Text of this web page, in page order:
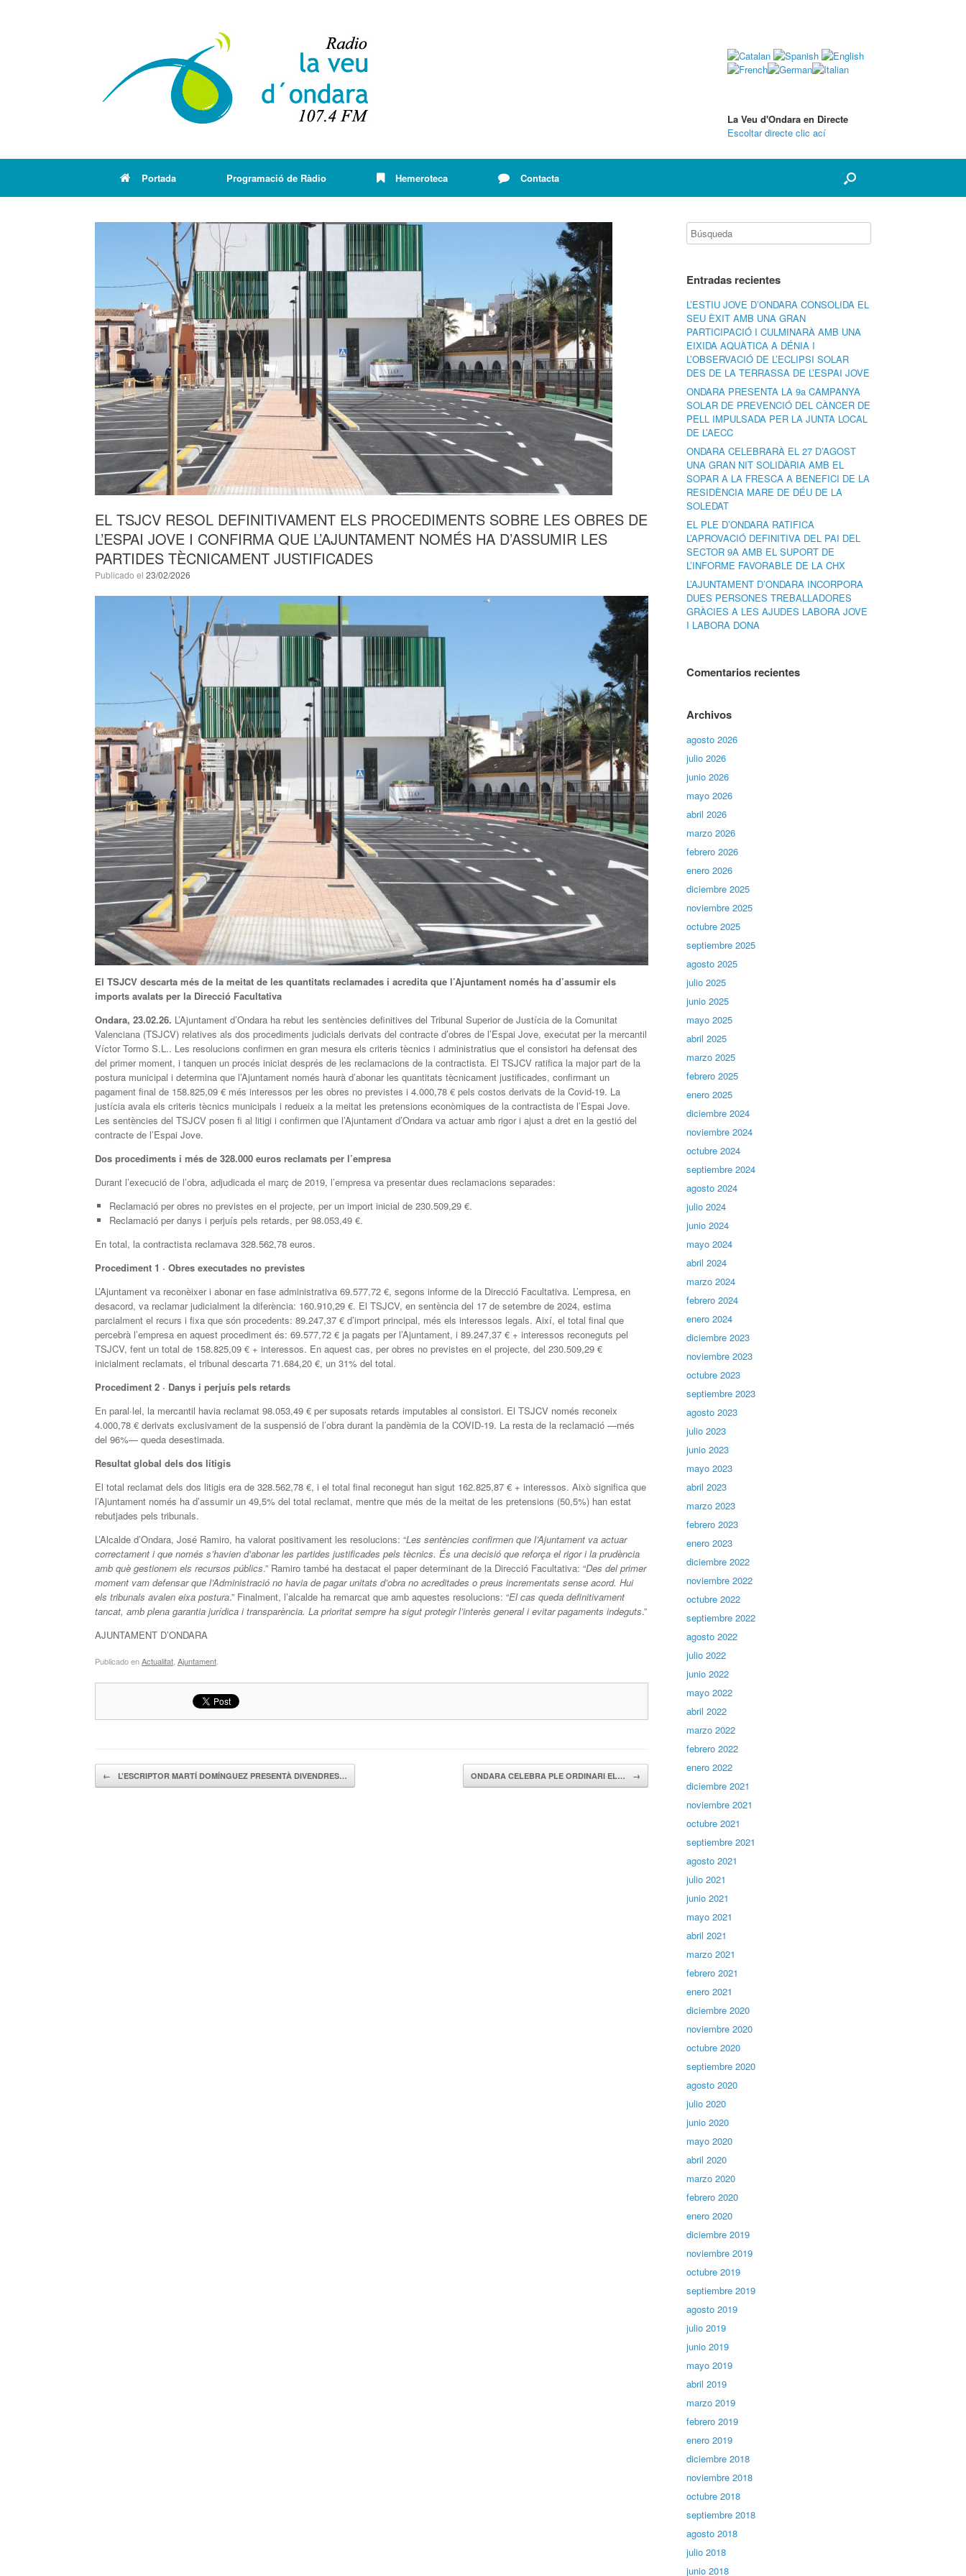
La Veu d'Ondara en Directe
Escoltar directe clic ací
Portada Programació de Ràdio Hemeroteca Contacta
EL TSJCV RESOL DEFINITIVAMENT ELS PROCEDIMENTS SOBRE LES OBRES DE
L’ESPAI JOVE I CONFIRMA QUE L’AJUNTAMENT NOMÉS HA D’ASSUMIR LES
PARTIDES TÈCNICAMENT JUSTIFICADES
Publicado el 23/02/2026
El TSJCV descarta més de la meitat de les quantitats reclamades i acredita que l’Ajuntament només ha d’assumir els
imports avalats per la Direcció Facultativa
Ondara, 23.02.26. L’Ajuntament d’Ondara ha rebut les sentències definitives del Tribunal Superior de Justícia de la Comunitat
Valenciana (TSJCV) relatives als dos procediments judicials derivats del contracte d’obres de l’Espai Jove, executat per la mercantil
Víctor Tormo S.L.. Les resolucions confirmen en gran mesura els criteris tècnics i administratius que el consistori ha defensat des
del primer moment, i tanquen un procés iniciat després de les reclamacions de la contractista. El TSJCV ratifica la major part de la
postura municipal i determina que l’Ajuntament només haurà d’abonar les quantitats tècnicament justificades, confirmant un
pagament final de 158.825,09 € més interessos per les obres no previstes i 4.000,78 € pels costos derivats de la Covid-19. La
justícia avala els criteris tècnics municipals i redueix a la meitat les pretensions econòmiques de la contractista de l’Espai Jove.
Les sentències del TSJCV posen fi al litigi i confirmen que l’Ajuntament d’Ondara va actuar amb rigor i ajust a dret en la gestió del
contracte de l’Espai Jove.
Dos procediments i més de 328.000 euros reclamats per l’empresa
Durant l’execució de l’obra, adjudicada el març de 2019, l’empresa va presentar dues reclamacions separades:
Reclamació per obres no previstes en el projecte, per un import inicial de 230.509,29 €.
Reclamació per danys i perjuís pels retards, per 98.053,49 €.
En total, la contractista reclamava 328.562,78 euros.
Procediment 1 · Obres executades no previstes
L’Ajuntament va reconèixer i abonar en fase administrativa 69.577,72 €, segons informe de la Direcció Facultativa. L’empresa, en
desacord, va reclamar judicialment la diferència: 160.910,29 €. El TSJCV, en sentència del 17 de setembre de 2024, estima
parcialment el recurs i fixa que són procedents: 89.247,37 € d’import principal, més els interessos legals. Així, el total final que
percebrà l’empresa en aquest procediment és: 69.577,72 € ja pagats per l’Ajuntament, i 89.247,37 € + interessos reconeguts pel
TSJCV, fent un total de 158.825,09 € + interessos. En aquest cas, per obres no previstes en el projecte, del 230.509,29 €
inicialment reclamats, el tribunal descarta 71.684,20 €, un 31% del total.
Procediment 2 · Danys i perjuís pels retards
En paral·lel, la mercantil havia reclamat 98.053,49 € per suposats retards imputables al consistori. El TSJCV només reconeix
4.000,78 € derivats exclusivament de la suspensió de l’obra durant la pandèmia de la COVID-19. La resta de la reclamació —més
del 96%— queda desestimada.
Resultat global dels dos litigis
El total reclamat dels dos litigis era de 328.562,78 €, i el total final reconegut han sigut 162.825,87 € + interessos. Això significa que
l’Ajuntament només ha d’assumir un 49,5% del total reclamat, mentre que més de la meitat de les pretensions (50,5%) han estat
rebutjades pels tribunals.
L’Alcalde d’Ondara, José Ramiro, ha valorat positivament les resolucions: “Les sentències confirmen que l’Ajuntament va actuar
correctament i que només s’havien d’abonar les partides justificades pels tècnics. És una decisió que reforça el rigor i la prudència
amb què gestionem els recursos públics.” Ramiro també ha destacat el paper determinant de la Direcció Facultativa: “Des del primer
moment vam defensar que l’Administració no havia de pagar unitats d’obra no acreditades o preus incrementats sense acord. Hui
els tribunals avalen eixa postura.” Finalment, l’alcalde ha remarcat que amb aquestes resolucions: “El cas queda definitivament
tancat, amb plena garantia jurídica i transparència. La prioritat sempre ha sigut protegir l’interès general i evitar pagaments indeguts.”
AJUNTAMENT D’ONDARA
Publicado enActualitat Ajuntament
Navegador de artículos
← L’ESCRIPTOR MARTÍ DOMÍNGUEZ PRESENTÀ DIVENDRES… ONDARA CELEBRA PLE ORDINARI EL… →
Entradas recientes
L’ESTIU JOVE D’ONDARA CONSOLIDA EL
SEU ÈXIT AMB UNA GRAN
PARTICIPACIÓ I CULMINARÀ AMB UNA
EIXIDA AQUÀTICA A DÉNIA I
L’OBSERVACIÓ DE L’ECLIPSI SOLAR
DES DE LA TERRASSA DE L’ESPAI JOVE
ONDARA PRESENTA LA 9a CAMPANYA
SOLAR DE PREVENCIÓ DEL CÀNCER DE
PELL IMPULSADA PER LA JUNTA LOCAL
DE L’AECC
ONDARA CELEBRARÀ EL 27 D’AGOST
UNA GRAN NIT SOLIDÀRIA AMB EL
SOPAR A LA FRESCA A BENEFICI DE LA
RESIDÈNCIA MARE DE DÉU DE LA
SOLEDAT
EL PLE D’ONDARA RATIFICA
L’APROVACIÓ DEFINITIVA DEL PAI DEL
SECTOR 9A AMB EL SUPORT DE
L’INFORME FAVORABLE DE LA CHX
L’AJUNTAMENT D’ONDARA INCORPORA
DUES PERSONES TREBALLADORES
GRÀCIES A LES AJUDES LABORA JOVE
I LABORA DONA
Comentarios recientes
Archivos
agosto 2026
julio 2026
junio 2026
mayo 2026
abril 2026
marzo 2026
febrero 2026
enero 2026
diciembre 2025
noviembre 2025
octubre 2025
septiembre 2025
agosto 2025
julio 2025
junio 2025
mayo 2025
abril 2025
marzo 2025
febrero 2025
enero 2025
diciembre 2024
noviembre 2024
octubre 2024
septiembre 2024
agosto 2024
julio 2024
junio 2024
mayo 2024
abril 2024
marzo 2024
febrero 2024
enero 2024
diciembre 2023
noviembre 2023
octubre 2023
septiembre 2023
agosto 2023
julio 2023
junio 2023
mayo 2023
abril 2023
marzo 2023
febrero 2023
enero 2023
diciembre 2022
noviembre 2022
octubre 2022
septiembre 2022
agosto 2022
julio 2022
junio 2022
mayo 2022
abril 2022
marzo 2022
febrero 2022
enero 2022
diciembre 2021
noviembre 2021
octubre 2021
septiembre 2021
agosto 2021
julio 2021
junio 2021
mayo 2021
abril 2021
marzo 2021
febrero 2021
enero 2021
diciembre 2020
noviembre 2020
octubre 2020
septiembre 2020
agosto 2020
julio 2020
junio 2020
mayo 2020
abril 2020
marzo 2020
febrero 2020
enero 2020
diciembre 2019
noviembre 2019
octubre 2019
septiembre 2019
agosto 2019
julio 2019
junio 2019
mayo 2019
abril 2019
marzo 2019
febrero 2019
enero 2019
diciembre 2018
noviembre 2018
octubre 2018
septiembre 2018
agosto 2018
julio 2018
junio 2018